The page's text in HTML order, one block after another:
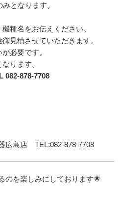
となります。
種名をお伝えください。
見積させていただきます。
必要です。
ります。
082-878-7708
広島店 TEL:082-878-7708
のを楽しみにしております🌟